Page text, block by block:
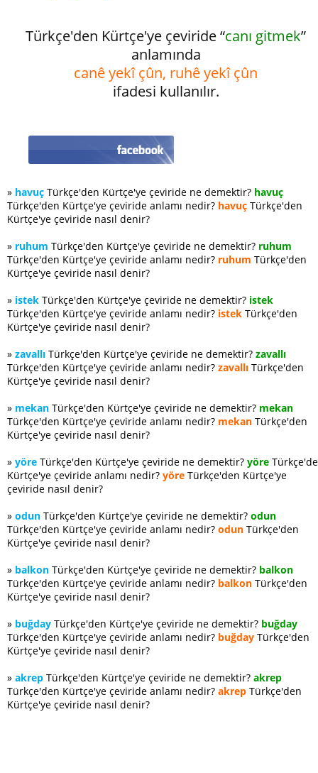
Türkçe'den Kürtçe'ye çeviride “canı gitmek”
anlamında
canê yekî çûn, ruhê ye­kî çûn
ifadesi kullanılır.
» havuç Türkçe'den Kürtçe'ye çeviride ne demektir? havuç
Türkçe'den Kürtçe'ye çeviride anlamı nedir? havuç Türkçe'den
Kürtçe'ye çeviride nasıl denir?
» ruhum Türkçe'den Kürtçe'ye çeviride ne demektir? ruhum
Türkçe'den Kürtçe'ye çeviride anlamı nedir? ruhum Türkçe'den
Kürtçe'ye çeviride nasıl denir?
» istek Türkçe'den Kürtçe'ye çeviride ne demektir? istek
Türkçe'den Kürtçe'ye çeviride anlamı nedir? istek Türkçe'den
Kürtçe'ye çeviride nasıl denir?
» zavallı Türkçe'den Kürtçe'ye çeviride ne demektir? zavallı
Türkçe'den Kürtçe'ye çeviride anlamı nedir? zavallı Türkçe'den
Kürtçe'ye çeviride nasıl denir?
» mekan Türkçe'den Kürtçe'ye çeviride ne demektir? mekan
Türkçe'den Kürtçe'ye çeviride anlamı nedir? mekan Türkçe'den
Kürtçe'ye çeviride nasıl denir?
» yöre Türkçe'den Kürtçe'ye çeviride ne demektir? yöre
Kürtçe'ye çeviride anlamı nedir? yöre Türkçe'den Kürtçe'ye
çeviride nasıl denir?
» odun Türkçe'den Kürtçe'ye çeviride ne demektir? odun
Türkçe'den Kürtçe'ye çeviride anlamı nedir? odun Türkçe'den
Kürtçe'ye çeviride nasıl denir?
» balkon Türkçe'den Kürtçe'ye çeviride ne demektir? balkon
Türkçe'den Kürtçe'ye çeviride anlamı nedir? balkon Türkçe'den
Kürtçe'ye çeviride nasıl denir?
» buğday Türkçe'den Kürtçe'ye çeviride ne demektir? buğday
Türkçe'den Kürtçe'ye çeviride anlamı nedir? buğday Türkçe'den
Kürtçe'ye çeviride nasıl denir?
» akrep Türkçe'den Kürtçe'ye çeviride ne demektir? akrep
Türkçe'den Kürtçe'ye çeviride anlamı nedir? akrep Türkçe'den
Kürtçe'ye çeviride nasıl denir?